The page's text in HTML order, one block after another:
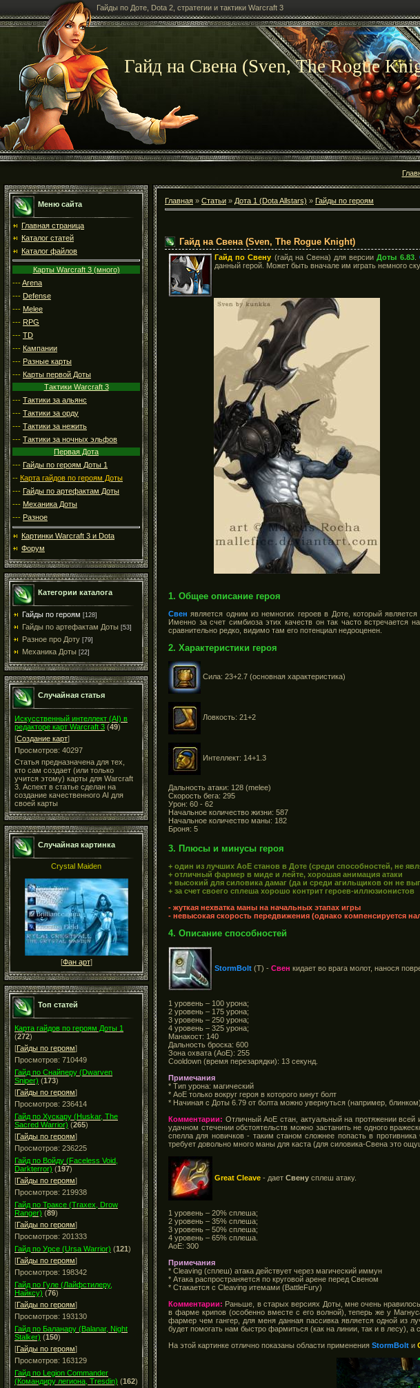
Гайды по Доте, Dota 2, стратегии и тактики Warcraft 3
Гайд на Свена (Sven, The Rogue
Меню сайта
Главная страница
Каталог статей
Каталог файлов
Карты Warcraft 3 (много)
---Arena
--- Defense
--- Melee
--- RPG
--- TD
--- Кампании
--- Разные карты
--- Карты первой Доты
Тактики Warcraft 3
--- Тактики за альянс
--- Тактики за орду
--- Тактики за нежить
--- Тактики за ночных эльфов
Первая Дота
--- Гайды по героям Доты 1
-- Карта гайдов по героям Доты
--- Гайды по артефактам Доты
--- Механика Доты
--- Разное
Картинки Warcraft 3 и Dota
Форум
Категории каталога
Гайды по героям [128]
Гайды по артефактам Доты [53]
Разное про Доту [79]
Механика Доты [22]
Случайная статья
Искусственный интеллект (AI) в
редакторе карт Warcraft 3 (49)
[Создание карт]
Просмотров: 40297
Статья предназначена для тех,
кто сам создает (или только
учится этому) карты для Warcraft
3. Аспект в статье сделан на
создание качественного AI для
своей карты
Случайная картинка
Crystal Maiden
[Фан арт]
Топ статей
Карта гайдов по героям Доты 1
(272)
[Гайды по героям]
Просмотров: 710449
Гайд по Снайперу (Dwarven
Sniper) (173)
[Гайды по героям]
Просмотров: 236414
Гайд по Хускару (Huskar, The
Sacred Warrior) (265)
[Гайды по героям]
Просмотров: 236225
Гайд по Войду (Faceless Void,
Darkterror) (197)
[Гайды по героям]
Просмотров: 219938
Гайд по Траксе (Traxex, Drow
Ranger) (89)
[Гайды по героям]
Просмотров: 201333
Гайд по Урсе (Ursa Warrior) (121)
[Гайды по героям]
Просмотров: 198342
Гайд по Гуле (Лайфстилеру,
Найксу) (76)
[Гайды по героям]
Просмотров: 193130
Гайд по Баланару (Balanar, Night
Stalker) (150)
[Гайды по героям]
Просмотров: 163129
Гайд по Legion Commander
(Командиру легиона, Tresdin) (162)
Главная » Статьи » Дота 1 (Dota Allstars) » Гайды по героям
Гайд на Свена (Sven, The Rogue Knight)
Гайд по Свену (гайд на Свена) для версииДоты 6.83.
данный герой. Может быть вначале им играть немного
1. Общее описание героя
Свен является одним из немногих героев в Доте, который
Именно за счет симбиоза этих качеств он так часто
сравнительно редко, видимо там его потенциал недооценен.
2. Характеристики героя
Сила: 23+2.7 (основная характеристика)
Ловкость: 21+2
Интеллект: 14+1.3
Дальность атаки: 128 (melee)
Cкорость бега: 295
Урон: 60 - 62
Начальное количество жизни: 587
Начальное количество маны: 182
Броня: 5
3. Плюсы и минусы героя
+ один из лучших АоЕ станов в Доте (среди способностей, не
+ отличный фармер в миде и лейте, хорошая анимация атаки
+ высокий для силовика дамаг (да и среди агильщиков он не
+ за счет своего сплеша хорошо контрит героев-иллюзионистов
- жуткая нехватка маны на начальных этапах игры
- невысокая скорость передвижения (однако компенсируется
4. Описание способностей
StormBolt (T) - Свен кидает во врага молот, нанося
1 уровень – 100 урона;
2 уровень – 175 урона;
3 уровень – 250 урона;
4 уровень – 325 урона;
Манакост: 140
Дальность броска: 600
Зона охвата (АоЕ): 255
Cooldown (время перезарядки): 13 секунд.
Примечания
* Тип урона: магический
* АоЕ только вокруг героя в которого кинут болт
* Начиная с Доты 6.79 от болта можно увернуться (например, блинком)
Комментарии: Отличный АоЕ стан, актуальный на протяжении
удачном стечении обстоятельств можно застанить не одного
спелла для новичков - таким станом сложнее попасть в
требует довольно много маны для каста (для силовика-Свена это
Great Cleave - дает Свену сплеш атаку.
1 уровень – 20% сплеша;
2 уровень – 35% сплеша;
3 уровень – 50% сплеша;
4 уровень – 65% сплеша.
АоЕ: 300
Примечания
* Cleaving (сплеш) атака действует через магический иммун
* Атака распространяется по круговой арене перед Свеном
* Стакается с Cleaving итемами (BattleFury)
Комментарии: Раньше, в старых версиях Доты, мне очень
в фарме крипов (особенно вместе с его волной), теперь же у
фармер чем гангер, для меня данная пассивка является одной из
будет помогать нам быстро фармиться (как на линии, так и в лесу),
На этой картинке отлично показаны области применения StormBolt и